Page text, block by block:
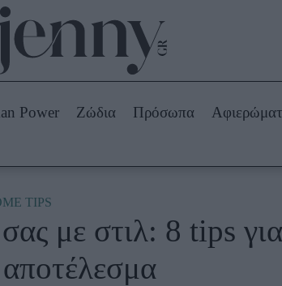
Beauty -
Ομορφιά
Skincare
Μακιγιάζ
Ζώδια
Power Ζώδια Πρόσωπα
TIPS
με στιλ: 8 tips για